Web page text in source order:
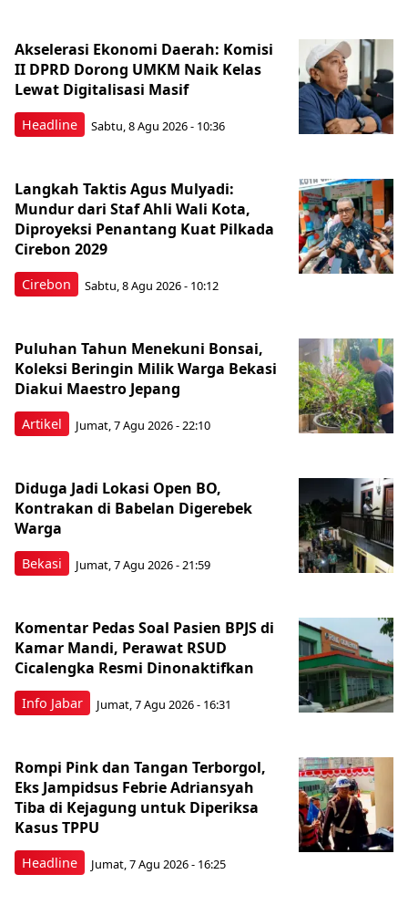
Headline
Akselerasi Ekonomi Daerah: Komisi
II DPRD Dorong UMKM Naik Kelas
Lewat Digitalisasi Masif
Sabtu, 8 Agu 2026 - 10:36
Cirebon
Langkah Taktis Agus Mulyadi:
Mundur dari Staf Ahli Wali Kota,
Diproyeksi Penantang Kuat Pilkada
Cirebon 2029
Sabtu, 8 Agu 2026 - 10:12
Artikel
Puluhan Tahun Menekuni Bonsai,
Koleksi Beringin Milik Warga Bekasi
Diakui Maestro Jepang
Jumat, 7 Agu 2026 - 22:10
Bekasi
Diduga Jadi Lokasi Open BO,
Kontrakan di Babelan Digerebek
Warga
Jumat, 7 Agu 2026 - 21:59
Info Jabar
Komentar Pedas Soal Pasien BPJS di
Kamar Mandi, Perawat RSUD
Cicalengka Resmi Dinonaktifkan
Jumat, 7 Agu 2026 - 16:31
Headline
Rompi Pink dan Tangan Terborgol,
Eks Jampidsus Febrie Adriansyah
Tiba di Kejagung untuk Diperiksa
Kasus TPPU
Jumat, 7 Agu 2026 - 16:25